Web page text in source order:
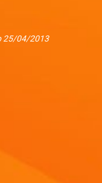
25/04/2013